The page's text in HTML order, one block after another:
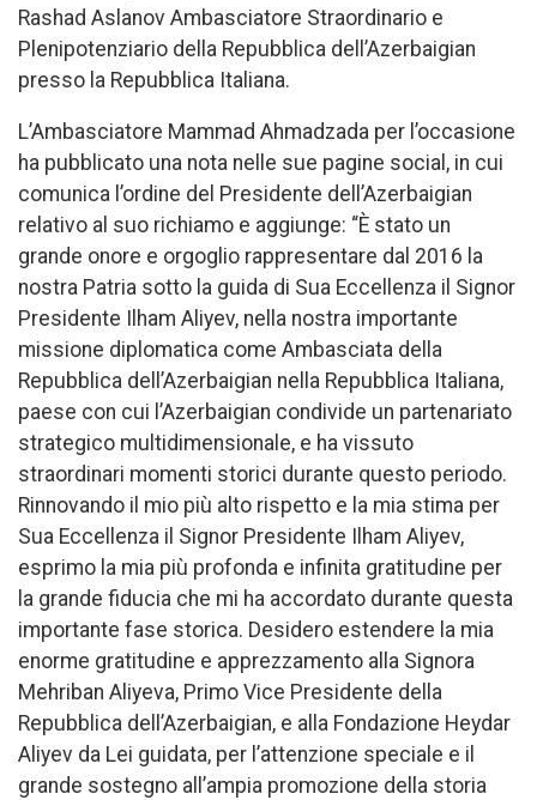
Rashad Aslanov Ambasciatore Straordinario e
Plenipotenziario della Repubblica dell’Azerbaigian
presso la Repubblica Italiana.
L’Ambasciatore Mammad Ahmadzada per l’occasione
ha pubblicato una nota nelle sue pagine social, in cui
comunica l’ordine del Presidente dell’Azerbaigian
relativo al suo richiamo e aggiunge: “È stato un
grande onore e orgoglio rappresentare dal 2016 la
nostra Patria sotto la guida di Sua Eccellenza il Signor
Presidente Ilham Aliyev, nella nostra importante
missione diplomatica come Ambasciata della
Repubblica dell’Azerbaigian nella Repubblica Italiana,
paese con cui l’Azerbaigian condivide un partenariato
strategico multidimensionale, e ha vissuto
straordinari momenti storici durante questo periodo.
Rinnovando il mio più alto rispetto e la mia stima per
Sua Eccellenza il Signor Presidente Ilham Aliyev,
esprimo la mia più profonda e infinita gratitudine per
la grande fiducia che mi ha accordato durante questa
importante fase storica. Desidero estendere la mia
enorme gratitudine e apprezzamento alla Signora
Mehriban Aliyeva, Primo Vice Presidente della
Repubblica dell’Azerbaigian, e alla Fondazione Heydar
Aliyev da Lei guidata, per l’attenzione speciale e il
grande sostegno all’ampia promozione della storia